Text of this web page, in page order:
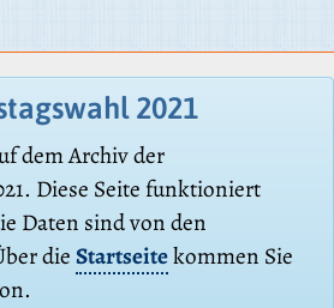
2021
dem Archiv der
Diese Seite funktioniert
Daten sind von den
dieStartseitekommen Sie